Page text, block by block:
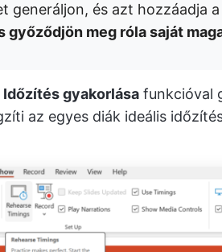
generáljon, és azt hozzáadja a
győződjön meg róla saját
Időzítés gyakorlása funkcióval
az egyes diák ideális